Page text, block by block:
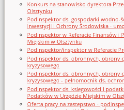
Konkurs na stanowisko dyrektora
Olsztynku
Podinspektor ds. gospodarki wodno-
Inwestycji i Ochrony Środowiska -
Podinspektor w Referacie Finansów i
Miejskim w Olsztynku
Podinspektor/inspektor w Referacie
Podinspektor ds. obronnych, obrony
kryzysowego
Podinspektor ds. obronnych, obrony
kryzysowego - pełnomocnik ds.
Podinspektor ds. księgowości i
Podatków w Urzędzie Miejskim w
Oferta pracy na zastępstwo -